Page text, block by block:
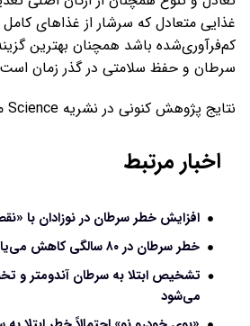
غذایی متعادل که سرشار از غذاهای
کم‌فرآوری‌شده باشد همچنان بهترین
سرطان و حفظ سلامتی در گذر زمان
نتایج پژوهش کنونی در نشریه Science منتشر شده است.
اخبار مرتبط
افزایش خطر سرطان در نوزادان با
خطر سرطان در ۸۰ سالگی کاهش می‌یابد
تشخیص ابتلا به سرطان آندومتر و
می‌شود